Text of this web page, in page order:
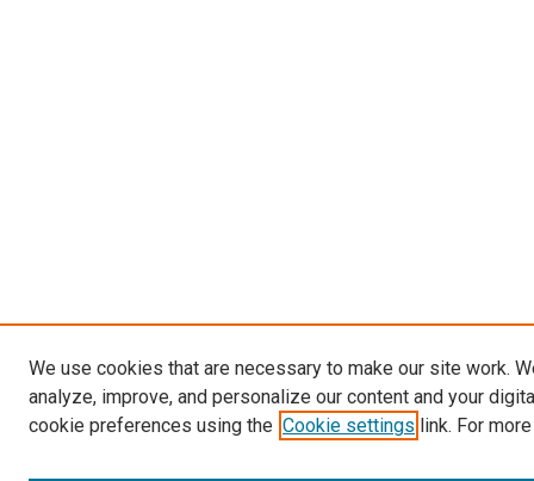
We use cookies that are necessary to make our site work.
analyze, improve, and personalize our content and your
cookie preferences using the Cookie settings link. For